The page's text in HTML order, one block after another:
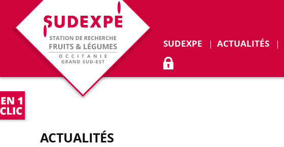
SUDEXPE Déplier
ACTUALITÉS
ACCÈS ADHÉRENTS
ACTUALITÉS